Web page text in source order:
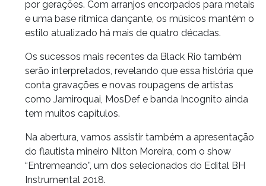
por gerações. Com arranjos encorpados para metais
e uma base rítmica dançante, os músicos mantém o
estilo atualizado há mais de quatro décadas.
Os sucessos mais recentes da Black Rio também
serão interpretados, revelando que essa história que
conta gravações e novas roupagens de artistas
como Jamiroquai, MosDef e banda Incognito ainda
tem muitos capítulos.
Na abertura, vamos assistir também a apresentação
do flautista mineiro Nilton Moreira, com o show
“Entremeando”, um dos selecionados do Edital BH
Instrumental 2018.